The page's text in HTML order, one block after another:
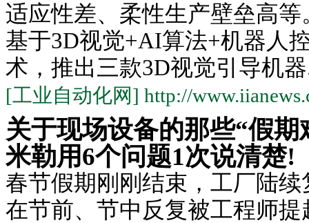
适应性差、柔性生产壁垒高等
基于3D视觉+AI算法+机器人
术，推出三款3D视觉引导机
[工业自动化网] http://
关于现场设备的那些“假期
米勒用6个问题1次说清楚!
春节假期刚刚结束，工厂陆
在节前、节中反复被工程师提